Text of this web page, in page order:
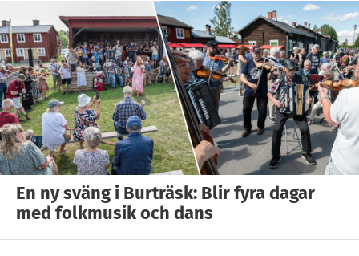
En ny sväng i Burträsk: Blir fyra dagar
med folkmusik och dans